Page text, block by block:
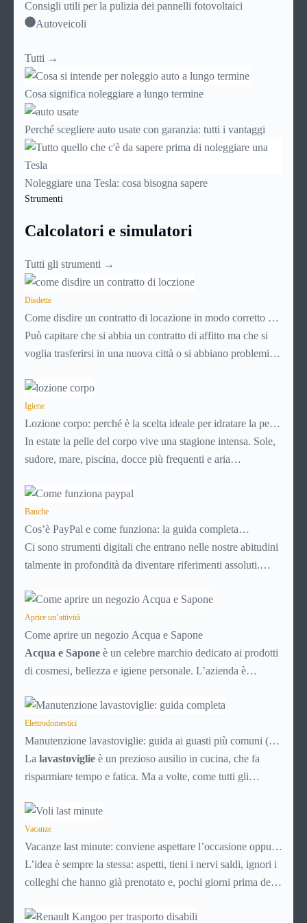
Consigli utili per la pulizia dei pannelli fotovoltaici
Autoveicoli
Tutti →
Cosa significa noleggiare a lungo termine
Perché scegliere auto usate con garanzia: tutti i vantaggi
Noleggiare una Tesla: cosa bisogna sapere
Strumenti
Calcolatori e simulatori
Tutti gli strumenti →
Disdette
Come disdire un contratto di locazione in modo corretto ed
efficace
Può capitare che si abbia un contratto di affitto ma che si
voglia trasferirsi in una nuova città o si abbiano problemi a
abitazione: è legittimo chiedersi se è possibile
contratto di locazione
capiremo come inviare la disdetta per un contratto di affitto.
Igiene
Lozione corpo: perché è la scelta ideale per idratare la pelle
in estate
In estate la pelle del corpo vive una stagione intensa. Sole,
sudore, mare, piscina, docce più frequenti e aria
disidratata o semplicemente meno confortevole. Eppure,
proprio nei mesi caldi, molte persone smettono di applicare
prodotti idratanti perché temono texture pesanti,
appiccicose o difficili da assorbire.
Banche
Cos’è PayPal e come funziona: la guida completa
aggiornata per venditori e privati
Ci sono strumenti digitali che entrano nelle nostre abitudini
talmente in profondità da diventare riferimenti assoluti.
per pagare un corso online, per mandare venti euro a un
amico. Ma se ti chiedi esattamente cosa succede dietro
quella schermata (e soprattutto quanto ti costa davvero)
probabilmente non hai una risposta precisa su come
funziona PayPal.
Aprire un’attività
Come aprire un negozio Acqua e Sapone
Acqua e Sapone è un celebre marchio dedicato ai prodotti
di cosmesi, bellezza e igiene personale. L’azienda è
tutta Italia è un marchio di successo, affermato e simbolo di
convenienza.
Elettrodomestici
Manutenzione lavastoviglie: guida ai guasti più comuni (e
soluzioni)
La lavastoviglie è un prezioso ausilio in cucina, che fa
risparmiare tempo e fatica. Ma a volte, come tutti gli
problemi tecnici. Ecco una breve guida ai principali guasti e
inconvenienti, con tutti i consigli utili per cercare di
risolverli da soli, senza chiamare il tecnico e risparmiando
quindi soldi.
Vacanze
Vacanze last minute: conviene aspettare l’occasione oppure
no?
L’idea è sempre la stessa: aspetti, tieni i nervi saldi, ignori i
colleghi che hanno già prenotato e, pochi giorni prima della
vacanze last minute funzionano più o meno così.Oggi